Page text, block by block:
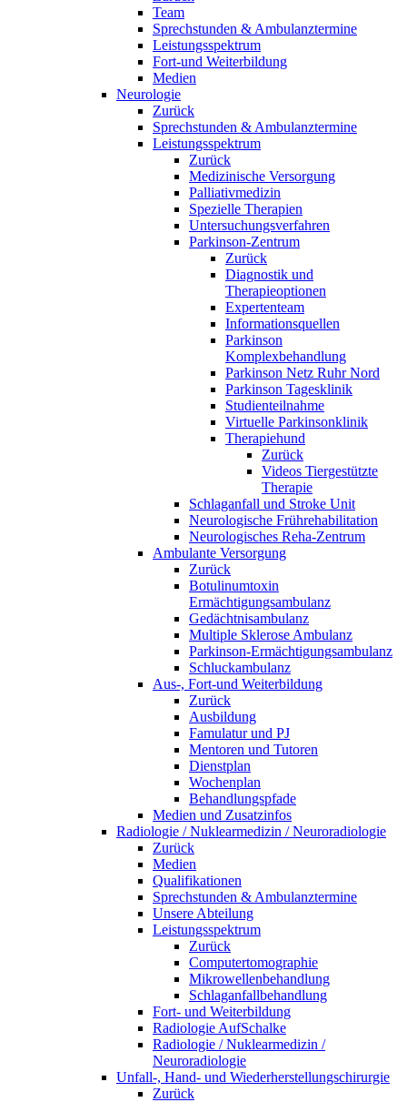
Team
Sprechstunden & Ambulanztermine
Leistungsspektrum
Fort-und Weiterbildung
Medien
Neurologie
Zurück
Sprechstunden & Ambulanztermine
Leistungsspektrum
Zurück
Medizinische Versorgung
Palliativmedizin
Spezielle Therapien
Untersuchungsverfahren
Parkinson-Zentrum
Zurück
Diagnostik und
Therapieoptionen
Expertenteam
Informationsquellen
Parkinson
Komplexbehandlung
Parkinson Netz Ruhr Nord
Parkinson Tagesklinik
Studienteilnahme
Virtuelle Parkinsonklinik
Therapiehund
Zurück
Videos Tiergestützte
Therapie
Schlaganfall und Stroke Unit
Neurologische Frührehabilitation
Neurologisches Reha-Zentrum
Ambulante Versorgung
Zurück
Botulinumtoxin
Ermächtigungsambulanz
Gedächtnisambulanz
Multiple Sklerose Ambulanz
Parkinson-Ermächtigungsambulanz
Schluckambulanz
Aus-, Fort-und Weiterbildung
Zurück
Ausbildung
Famulatur und PJ
Mentoren und Tutoren
Dienstplan
Wochenplan
Behandlungspfade
Medien und Zusatzinfos
Radiologie / Nuklearmedizin / Neuroradiologie
Zurück
Medien
Qualifikationen
Sprechstunden & Ambulanztermine
Unsere Abteilung
Leistungsspektrum
Zurück
Computertomographie
Mikrowellenbehandlung
Schlaganfallbehandlung
Fort- und Weiterbildung
Radiologie AufSchalke
Radiologie / Nuklearmedizin /
Neuroradiologie
Unfall-, Hand- und Wiederherstellungschirurgie
Zurück